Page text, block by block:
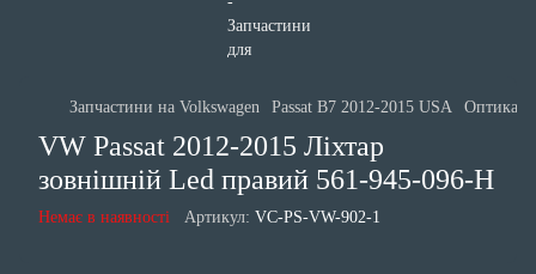
Запчастини на Volkswagen Passat B7 2012-2015 USA Оптика і
VW Passat 2012-2015 Ліхтар
зовнішній Led правий 561-945-096-H
Немає в наявності Артикул: VC-PS-VW-902-1